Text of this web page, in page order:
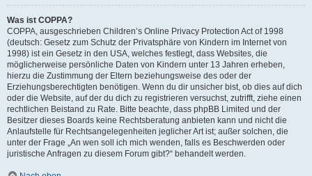
Was ist COPPA?
COPPA, ausgeschrieben Children’s Online Privacy Protection Act of 1998
(deutsch: Gesetz zum Schutz der Privatsphäre von Kindern im Internet von
1998) ist ein Gesetz in den USA, welches festlegt, dass Websites, die
möglicherweise persönliche Daten von Kindern unter 13 Jahren erheben,
hierzu die Zustimmung der Eltern beziehungsweise des oder der
Erziehungsberechtigten benötigen. Wenn du dir unsicher bist, ob dies auf dich
oder die Website, auf der du dich zu registrieren versuchst, zutrifft, ziehe einen
rechtlichen Beistand zu Rate. Bitte beachte, dass phpBB Limited und der
Besitzer dieses Boards keine Rechtsberatung anbieten kann und nicht die
Anlaufstelle für Rechtsangelegenheiten jeglicher Art ist; außer solchen, die
unter der Frage „An wen soll ich mich wenden, falls es Beschwerden oder
juristische Anfragen zu diesem Forum gibt?“ behandelt werden.